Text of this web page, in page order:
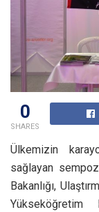
0
SHARES
Ülkemizin
sağlayan
Bakanlığı,
Yükseköğretim